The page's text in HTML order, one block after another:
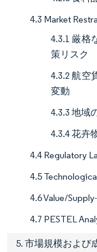
4.3 Market
4.3.1 厳格
策リスク
4.3.2 航空
変動
4.3.3 地域
4.3.4 花卉
4.4 Regulatory
4.5
4.6 Value/
4.7 PESTEL
5. 市場規模および